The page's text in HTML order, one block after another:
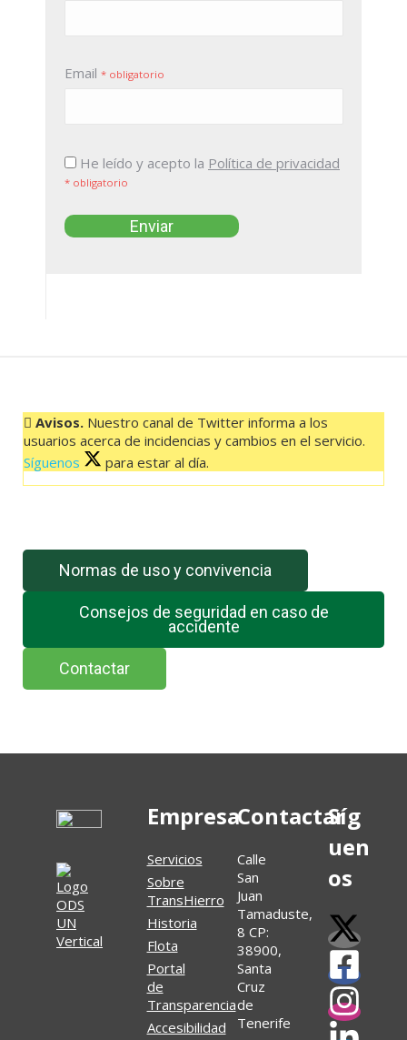
Email * obligatorio
He leído y acepto la Política de privacidad
* obligatorio
Avisos. Nuestro canal de Twitter informa a los
usuarios acerca de incidencias y cambios en el servicio.
Síguenos
para estar al día.
El feed de Twitter no está disponible en este momento.
Normas de uso y convivencia
Consejos de seguridad en caso de
accidente
Contactar
Empresa
Servicios
Sobre
TransHierro
Historia
Flota
Portal
de
Transparencia
Accesibilidad
Contactar
Calle
San
Juan
Tamaduste,
8 CP:
38900,
Santa
Cruz
de
Tenerife
Síg
uen
os